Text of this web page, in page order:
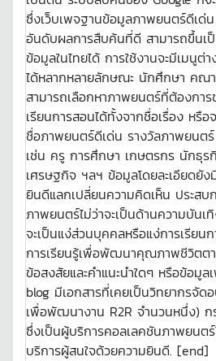
ซึ่งเว็บเพจฐานข้อมูลภาพยนตร์ดีเด่
อันดับผลการสืบค้นที่ดี สามารถขึ้นเ
ข้อมูลในไทยได้ การใช้งานจะมีเมนูต่
ได้หลากหลายลักษณะ นักศึกษา คณ
สามารถเลือกหาภาพยนตร์ที่ต้องการ
เรียนการสอนได้ทั้งจากชื่อเรื่อง หรื
ชื่อภาพยนตร์ดีเด่น รางวัลภาพยนต
เช่น ครู การศึกษา เกษตรกร นักธุ
เศรษฐกิจ ฯลฯ ข้อมูลโดยละเอียดยั
ยินดีแลกเปลี่ยนความคิดเห็น ประส
ภาพยนตร์ไม่ว่าจะเป็นด้านความบันเ
จะเป็นแง่ส่วนบุคคลหรือแง่การเรียน
การเรียนรู้เพื่อพัฒนาคุณภาพชีวิตต
ข้อสงสัยและคำแนะนำใดๆ หรือข้อมู
blog มีเอกสารที่เคยเป็นวิทยากรจัด
เพื่อพัฒนางาน R2R จำนวนหนึ่ง)
ซึ่งเป็นผู้บริการคอลเลคชันภาพยนต
บริการผู้สนใจด้วยความยินดี. [end]